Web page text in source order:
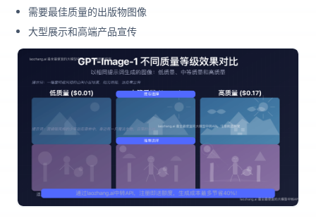
需要最佳质量的出版物图像
大型展示和高端产品宣传